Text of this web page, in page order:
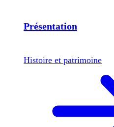
Présentation
Histoire et patrimoine